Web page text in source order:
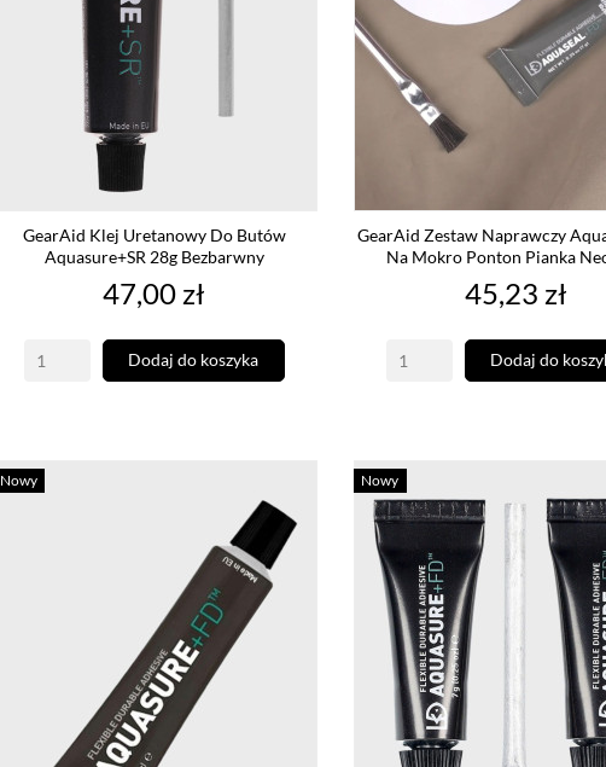
GearAid Klej Uretanowy Do Butów
Aquasure+SR 28g Bezbarwny
Cena
47,00 zł
Dodaj do koszyka
GearAid Zestaw Naprawczy
Na Mokro Ponton Pianka
Cena
45,23 zł
Dodaj do
Nowy Nowy